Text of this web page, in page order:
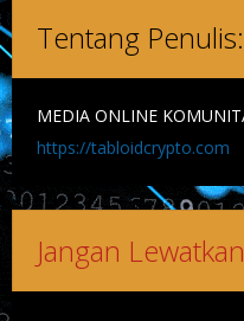
Tentang Penulis:
MEDIA ONLINE
https://tabloidcrypto.com
Jangan Lewatkan